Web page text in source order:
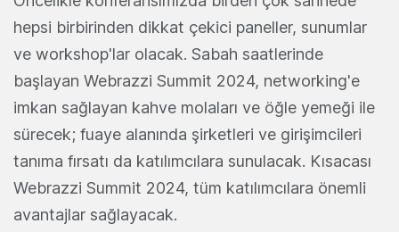
hepsi birbirinden dikkat çekici paneller, sunumlar
ve workshop'lar olacak. Sabah saatlerinde
başlayan Webrazzi Summit 2024, networking'e
imkan sağlayan kahve molaları ve öğle yemeği ile
sürecek; fuaye alanında şirketleri ve girişimcileri
tanıma fırsatı da katılımcılara sunulacak. Kısacası
Webrazzi Summit 2024, tüm katılımcılara önemli
avantajlar sağlayacak.